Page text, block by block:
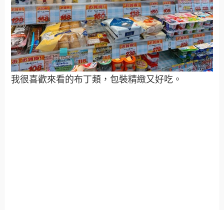
我很喜歡來看的布丁類，包裝精緻又好吃。